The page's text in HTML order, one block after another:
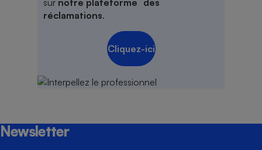
réclamations.
Cliquez-ici
Newsletter